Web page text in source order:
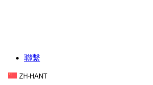
聯繫
ZH-HANT